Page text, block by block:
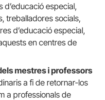
d’educació especial,
treballadores socials,
d’educació especial,
en centres de
mestres i professors
a fi de retornar-los
a professionals de